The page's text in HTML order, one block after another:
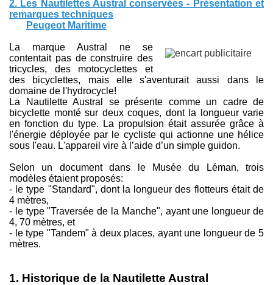
2. Les Nautilettes Austral conservées - Présentation et
remarques techniques
Peugeot Maritime
La marque Austral ne se
contentait pas de construire des
tricycles, des motocyclettes et
des bicyclettes, mais elle s'aventurait aussi dans le
domaine de l'hydrocycle!
La Nautilette Austral se présente comme un cadre de
bicyclette monté sur deux coques, dont la longueur varie
en fonction du type. La propulsion était assurée grâce à
l'énergie déployée par le cycliste qui actionne une hélice
sous l'eau. L'appareil vire à l’aide d’un simple guidon.
Selon un document dans le Musée du Léman, trois
modèles étaient proposés:
- le type "Standard", dont la longueur des flotteurs était de
4 mètres,
- le type "Traversée de la Manche", ayant une longueur de
4, 70 mètres, et
- le type "Tandem" à deux places, ayant une longueur de 5
mètres.
1. Historique de la Nautilette Austral
sur l'apparence des motos Austral.